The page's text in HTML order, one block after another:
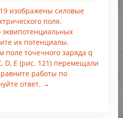
изображены силовые
поля.
эквипотенциальных
их потенциалы.
поле точечного заряда q
D, Е (рис. 121) перемещали
работы по
ответ. →